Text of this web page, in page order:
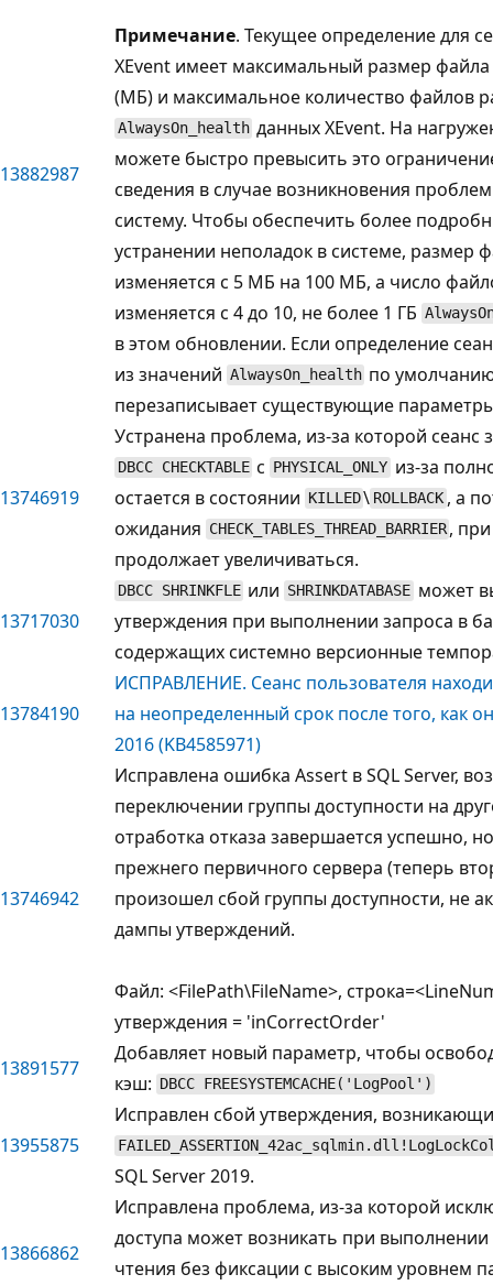
13882987
Примечание. Текущее определение для
XEvent имеет максимальный размер
(МБ) и максимальное количество файлов
AlwaysOn_health данных XEvent. На
можете быстро превысить это
сведения в случае возникновения
систему. Чтобы обеспечить более
устранении неполадок в системе, размер
изменяется с 5 МБ на 100 МБ, а число
изменяется с 4 до 10, не более 1 ГБ
в этом обновлении. Если определение
из значений AlwaysOn_health по
перезаписывает существующие
13746919
Устранена проблема, из-за которой сеанс
DBCC CHECKTABLE с PHYSICAL_ONLY из-за
остается в состоянии KILLED\ ROLLBACK , а
ожидания CHECK_TABLES_THREAD_BARRIER ,
продолжает увеличиваться.
13717030
DBCC SHRINKFLE или SHRINKDATABASE может
утверждения при выполнении запроса в
содержащих системно версионные
13784190
ИСПРАВЛЕНИЕ. Сеанс пользователя
на неопределенный срок после того, как
2016 (KB4585971)
13746942
Исправлена ошибка Assert в SQL Server,
переключении группы доступности на
отработка отказа завершается успешно,
прежнего первичного сервера (теперь
произошел сбой группы доступности, не
дампы утверждений.
Файл: <FilePath\FileName>,
утверждения = 'inCorrectOrder'
13891577
Добавляет новый параметр, чтобы
кэш: DBCC FREESYSTEMCACHE('LogPool')
13955875
Исправлен сбой утверждения,
SQL Server 2019.
13866862
Исправлена проблема, из-за которой
доступа может возникать при
чтения без фиксации с высоким уровнем